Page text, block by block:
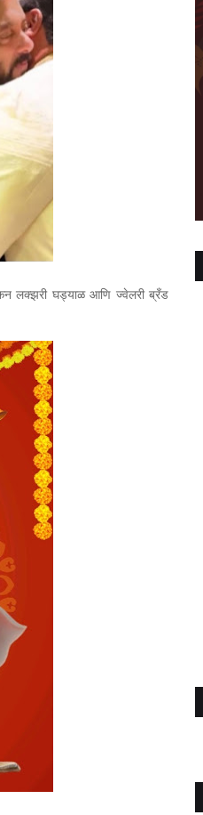
लक्झरी घड्याळ आणि ज्वेलरी ब्रँड